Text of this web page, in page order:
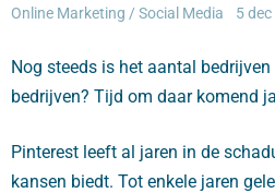
Online Marketing / Social Media 5
Nog steeds is het aantal
bedrijven? Tijd om daar komend
Pinterest leeft al jaren in de
kansen biedt. Tot enkele jaren